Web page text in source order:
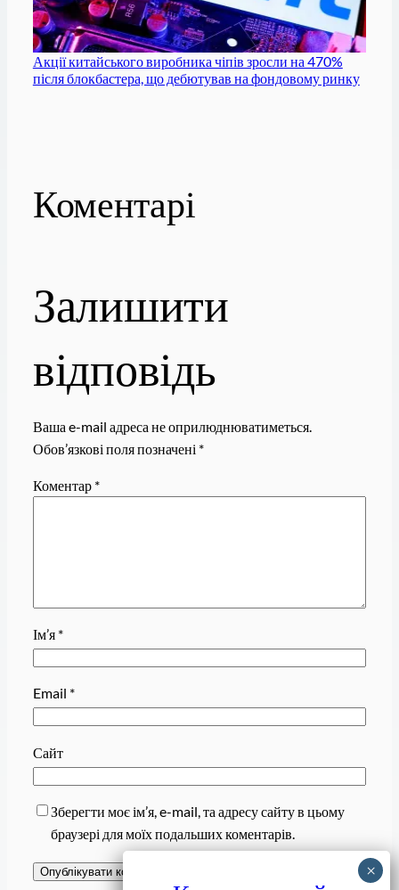
Акції китайського виробника чіпів зросли на 470%
після блокбастера, що дебютував на фондовому ринку
Коментарі
Залишити
відповідь
Ваша e-mail адреса не оприлюднюватиметься.
Обов’язкові поля позначені *
Коментар *
Ім’я *
Email *
Сайт
Зберегти моє ім’я, e-mail, та адресу сайту в цьому
браузері для моїх подальших коментарів.